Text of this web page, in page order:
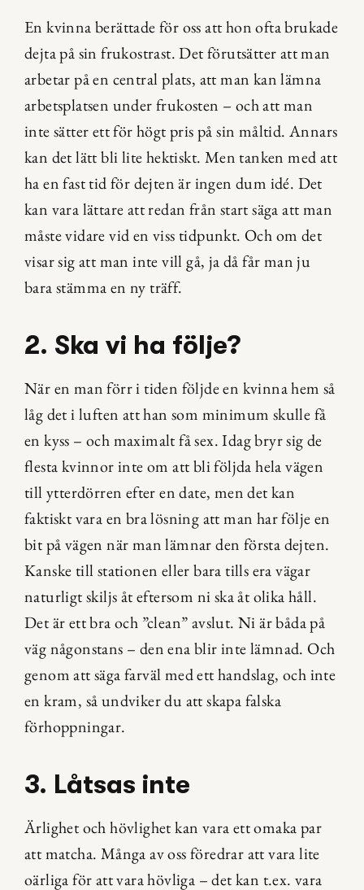
En kvinna berättade för oss att hon ofta brukade
dejta på sin frukostrast. Det förutsätter att man
arbetar på en central plats, att man kan lämna
arbetsplatsen under frukosten – och att man
inte sätter ett för högt pris på sin måltid. Annars
kan det lätt bli lite hektiskt. Men tanken med att
ha en fast tid för dejten är ingen dum idé. Det
kan vara lättare att redan från start säga att man
måste vidare vid en viss tidpunkt. Och om det
visar sig att man inte vill gå, ja då får man ju
bara stämma en ny träff.
2. Ska vi ha följe?
När en man förr i tiden följde en kvinna hem så
låg det i luften att han som minimum skulle få
en kyss – och maximalt få sex. Idag bryr sig de
flesta kvinnor inte om att bli följda hela vägen
till ytterdörren efter en date, men det kan
faktiskt vara en bra lösning att man har följe en
bit på vägen när man lämnar den första dejten.
Kanske till stationen eller bara tills era vägar
naturligt skiljs åt eftersom ni ska åt olika håll.
Det är ett bra och ”clean” avslut. Ni är båda på
väg någonstans – den ena blir inte lämnad. Och
genom att säga farväl med ett handslag, och inte
en kram, så undviker du att skapa falska
förhoppningar.
3. Låtsas inte
Ärlighet och hövlighet kan vara ett omaka par
att matcha. Många av oss föredrar att vara lite
oärliga för att vara hövliga – det kan t.ex. vara